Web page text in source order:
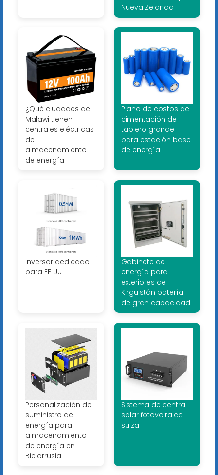
Nueva Zelanda
¿Qué ciudades de
Malawi tienen
centrales eléctricas
de
almacenamiento
de energía
Plano de costos de
cimentación de
tablero grande
para estación base
de energía
Inversor dedicado
para EE UU
Gabinete de
energía para
exteriores de
Kirguistán batería
de gran capacidad
Personalización del
suministro de
energía para
almacenamiento
de energía en
Bielorrusia
Sistema de central
solar fotovoltaica
suiza